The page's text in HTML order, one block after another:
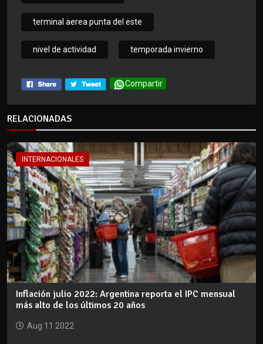
terminal aerea punta del este
nivel de actividad temporada invierno
Compartir
RELACIONADAS
INTERNACIONALES
Inflación julio 2022: Argentina reporta el IPC mensual
más alto de los últimos 20 años
Aug 11 2022